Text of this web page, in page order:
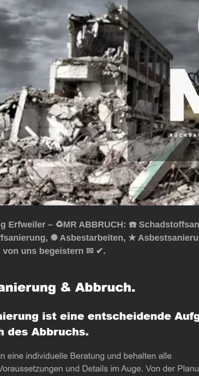
Erfweiler – ♻️MR ABBRUCH: ☎️
✺ Asbestarbeiten, ★
von uns begeistern ✉ ✔.